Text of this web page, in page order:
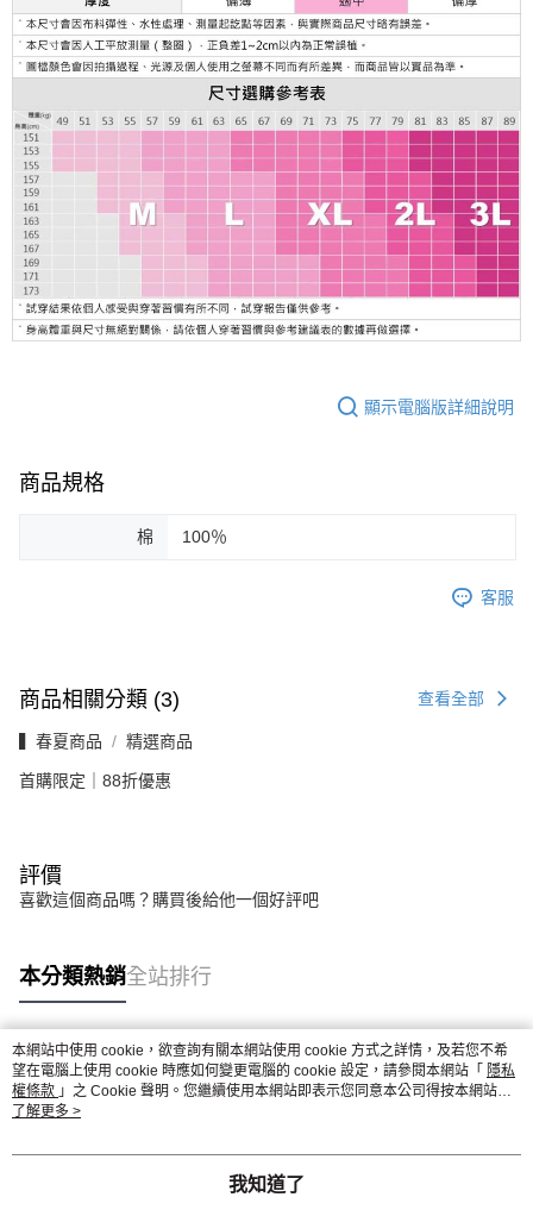
顯示電腦版詳細說明
商品規格
棉 100％
客服
商品相關分類 (3) 查看全部
▍春夏商品 精選商品
首購限定｜88折優惠
評價
喜歡這個商品嗎？購買後給他一個好評吧
本分類熱銷全站排行
熱門標籤
本網站中使用 cookie，欲查詢有關本網站使用 cookie 方式之詳情，及若您不希
望在電腦上使用 cookie 時應如何變更電腦的 cookie 設定，請參閱本網站「 隱私
權條款 」之 Cookie 聲明。您繼續使用本網站即表示您同意本公司得按本網站使
用條款之 Cookie 聲明使用 cookie。
了解更多 >
我知道了